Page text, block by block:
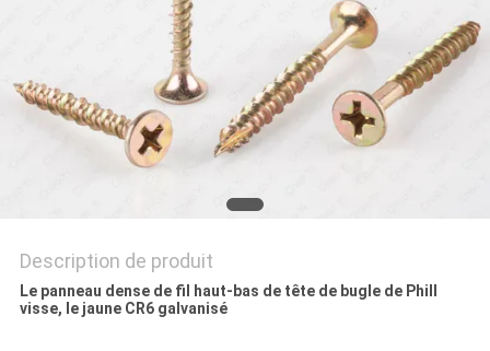
POLICY
Description de produit
Le panneau dense de fil haut-bas de tête de bugle de Phill
visse, le jaune CR6 galvanisé